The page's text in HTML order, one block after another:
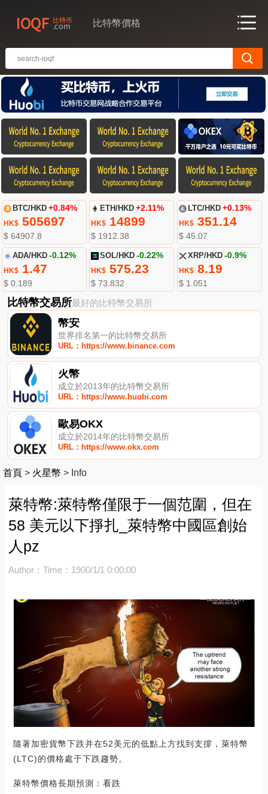
比特幣價格
BTC/HKD +0.84%
HK$505697
$ 64907.8
ETH/HKD +2.11%
HK$ 14899
$ 1912.38
LTC/HKD +0.13%
HK$351.14
$ 45.07
ADA/HKD -0.12%
HK$1.47
$ 0.189
SOL/HKD -0.22%
HK$ 575.23
$ 73.832
XRP/HKD -0.9%
HK$8.19
$ 1.051
比特幣交易所最好的比特幣交易所
幣安
世界排名第一的比特幣交易所
URL：https://www.binance.com
火幣
成立於2013年的比特幣交易所
URL：https://www.huobi.com
歐易OKX
成立於2014年的比特幣交易所
URL：https://www.okx.com
首頁 > 火星幣 > Info
萊特幣:萊特幣僅限于一個范圍，但在
58 美元以下掙扎_萊特幣中國區創始
人pz
Author： Time：1900/1/1 0:00:00
隨著加密貨幣下跌并在52美元的低點上方找到支撐，萊特幣
(LTC)的價格處于下跌趨勢。
萊特幣價格長期預測：看跌